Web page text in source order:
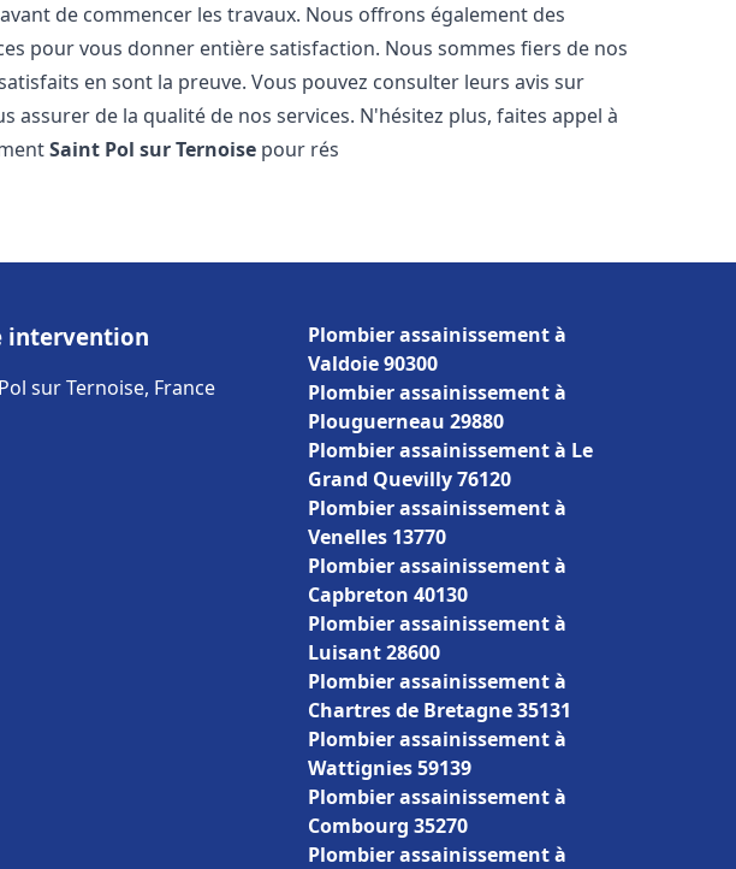
de commencer les travaux. Nous offrons également des
pour vous donner entière satisfaction. Nous sommes fiers de nos
en sont la preuve. Vous pouvez consulter leurs avis sur
assurer de la qualité de nos services. N'hésitez plus, faites appel à
Saint Pol sur Ternoise pour rés
intervention
sur Ternoise, France
Plombier assainissement à
Valdoie 90300
Plombier assainissement à
Plouguerneau 29880
Plombier assainissement à Le
Grand Quevilly 76120
Plombier assainissement à
Venelles 13770
Plombier assainissement à
Capbreton 40130
Plombier assainissement à
Luisant 28600
Plombier assainissement à
Chartres de Bretagne 35131
Plombier assainissement à
Wattignies 59139
Plombier assainissement à
Combourg 35270
Plombier assainissement à